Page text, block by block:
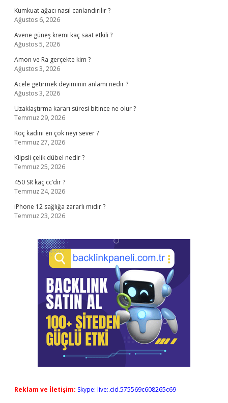
Kumkuat ağacı nasıl canlandırılır ?
Ağustos 6, 2026
Avene güneş kremi kaç saat etkili ?
Ağustos 5, 2026
Amon ve Ra gerçekte kim ?
Ağustos 3, 2026
Acele getirmek deyiminin anlamı nedir ?
Ağustos 3, 2026
Uzaklaştırma kararı süresi bitince ne olur ?
Temmuz 29, 2026
Koç kadını en çok neyi sever ?
Temmuz 27, 2026
Klipsli çelik dübel nedir ?
Temmuz 25, 2026
450 SR kaç cc’dir ?
Temmuz 24, 2026
iPhone 12 sağlığa zararlı mıdır ?
Temmuz 23, 2026
Reklam ve İletişim: Skype: live:.cid.575569c608265c69